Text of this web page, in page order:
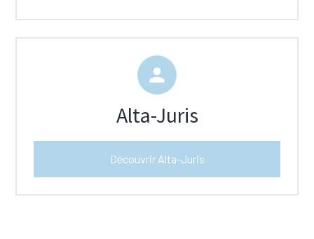
person
Alta-Juris
Découvrir Alta-Juris